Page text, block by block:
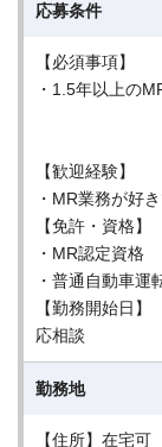
応募条件
【必須事項】
・1.5年以上の
【歓迎経験】
・MR業務が好
【免許・資格】
・MR認定資格
・普通自動車運
【勤務開始日】
応相談
勤務地
【住所】在宅可